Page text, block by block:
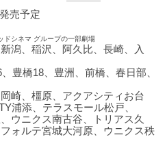
売予定
ドシネマ グループの一部劇場
潟、稲沢、阿久比、長崎、入
豊橋18、豊洲、前橋、春日部、
崎、橿原、アクアシティお台
浦添、テラスモール松戸、
ウニクス南古谷、トリアス久
ォルテ宮城大河原、ウニクス秩